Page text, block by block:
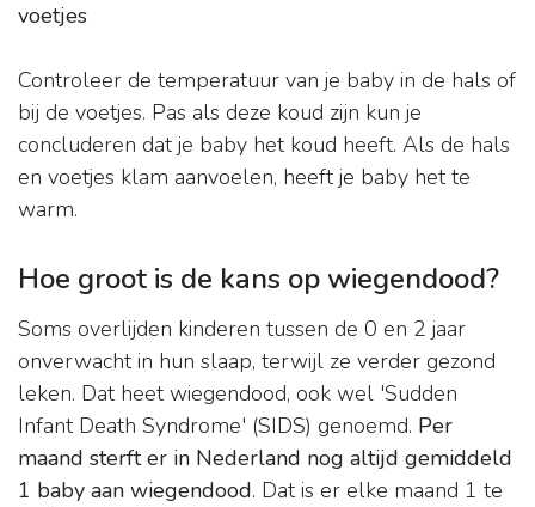
voetjes
Controleer de temperatuur van je baby in de hals of
bij de voetjes. Pas als deze koud zijn kun je
concluderen dat je baby het koud heeft. Als de hals
en voetjes klam aanvoelen, heeft je baby het te
warm.
Hoe groot is de kans op wiegendood?
Soms overlijden kinderen tussen de 0 en 2 jaar
onverwacht in hun slaap, terwijl ze verder gezond
leken. Dat heet wiegendood, ook wel 'Sudden
Infant Death Syndrome' (SIDS) genoemd. Per
maand sterft er in Nederland nog altijd gemiddeld
1 baby aan wiegendood. Dat is er elke maand 1 te